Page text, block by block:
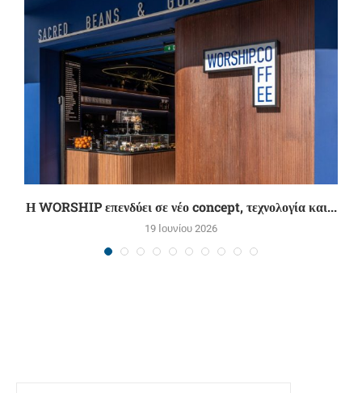
Η WORSHIP επενδύει σε νέο concept, τεχνολογία και...
19 Ιουνίου 2026